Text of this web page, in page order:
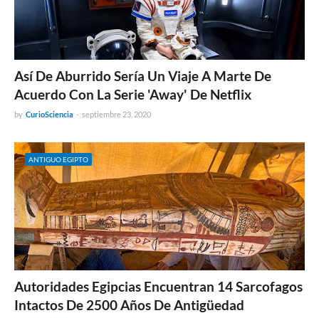
Así De Aburrido Sería Un Viaje A Marte De
Acuerdo Con La Serie 'Away' De Netflix
by CurioSciencia - septiembre 23, 2020
ANTIGUO EGIPTO
Autoridades Egipcias Encuentran 14 Sarcofagos
Intactos De 2500 Años De Antigüedad